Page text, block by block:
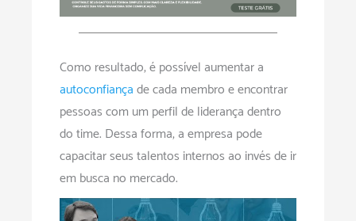
Como resultado, é possível aumentar a
autoconfiançade cada membro e encontrar
pessoas com um perfil de liderança dentro
do time. Dessa forma, a empresa pode
capacitar seus talentos internos ao invés de ir
em busca no mercado.